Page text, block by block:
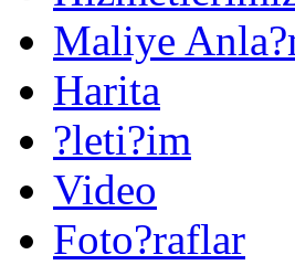
Maliye
Harita
?leti?im
Video
Foto?raflar